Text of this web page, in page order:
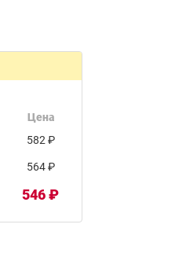
Цена
582 ₽
564 ₽
546 ₽